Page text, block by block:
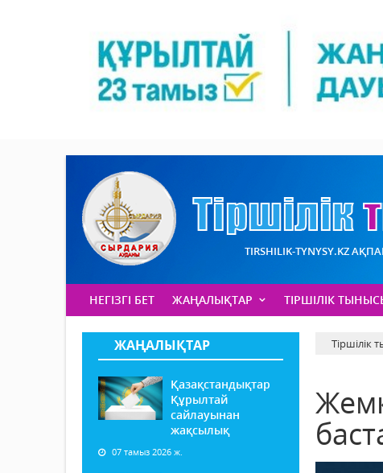
TIRSHILIK-TYNYSY.KZ
НЕГІЗГІ БЕТ ЖАҢАЛЫҚТАР ТІРШІЛІК
ЖАҢАЛЫҚТАР
Қазақстандықтар
Құрылтай
сайлауынан
жақсылық
07 тамыз 2026 ж.
Тіршілік